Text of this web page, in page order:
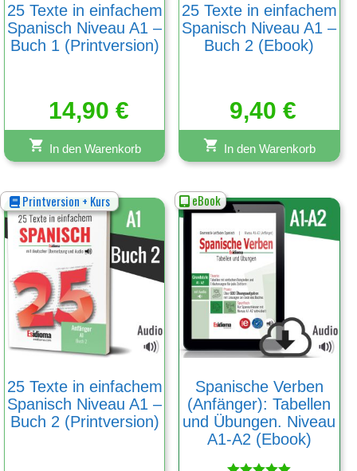
25 Texte in einfachem
Spanisch Niveau A1 –
Buch 1 (Printversion)
14,90 €
In den Warenkorb
25 Texte in einfachem
Spanisch Niveau A1 –
Buch 2 (Ebook)
9,40€
In den Warenkorb
Printversion + Kurs
25 Texte in einfachem
Spanisch Niveau A1 –
Buch 2 (Printversion)
eBook
Spanische Verben
(Anfänger): Tabellen
und Übungen. Niveau
A1-A2 (Ebook)